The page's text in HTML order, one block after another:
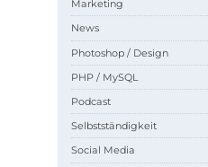
Marketing
News
Photoshop / Design
PHP / MySQL
Podcast
Selbstständigkeit
Social Media